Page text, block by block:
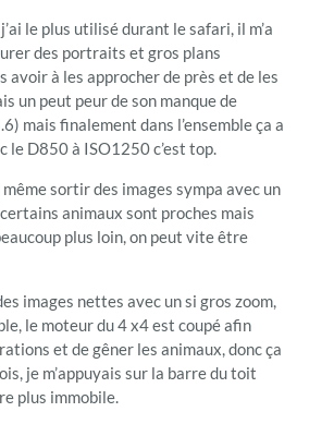
le plus utilisé durant le safari, il m’a
des portraits et gros plans
avoir à les approcher de près et de les
un peut peur de son manque de
mais finalement dans l’ensemble ça a
le D850 à ISO1250 c’est top.
sortir des images sympa avec un
animaux sont proches mais
plus loin, on peut vite être
images nettes avec un si gros zoom,
le moteur du 4 x4 est coupé afin
et de gêner les animaux, donc ça
je m’appuyais sur la barre du toit
plus immobile.